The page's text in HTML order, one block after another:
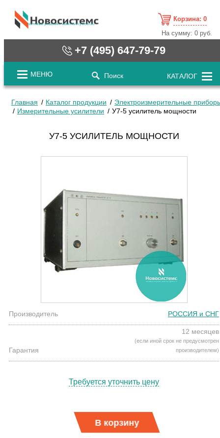
cистемные решения / www.novosystems.ru
Корзина: 0
На сумму:0 руб.
+7 (495) 647-79-79
МЕНЮ Поиск КАТАЛОГ
Главная Каталог продукции
Электроизмерительные
Измерительные усилители
У7-5 усилитель мощности
У7-5 УСИЛИТЕЛЬ МОЩНОСТИ
Производитель РОССИЯ и СНГ
Гарантия
12 месяцев
(если иной срок не предусмотрен
производителем)
Требуется уточнить цену
В корзину